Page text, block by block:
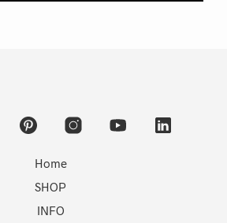
Home
SHOP
INFO